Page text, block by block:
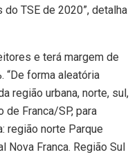
TSE de 2020”, detalha
e terá margem de
“De forma aleatória
região urbana, norte, sul,
de Franca/SP, para
região norte Parque
Franca. Região Sul